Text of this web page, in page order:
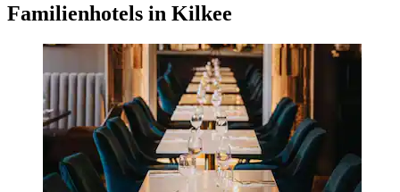
Familienhotels in Kilkee